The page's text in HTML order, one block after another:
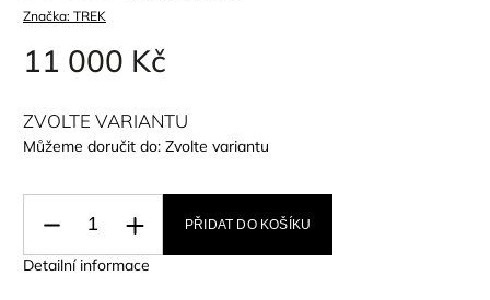
Značka: TREK
11 000 Kč
ZVOLTE VARIANTU
Můžeme doručit do: Zvolte variantu
PŘIDAT DO KOŠÍKU
Detailní informace